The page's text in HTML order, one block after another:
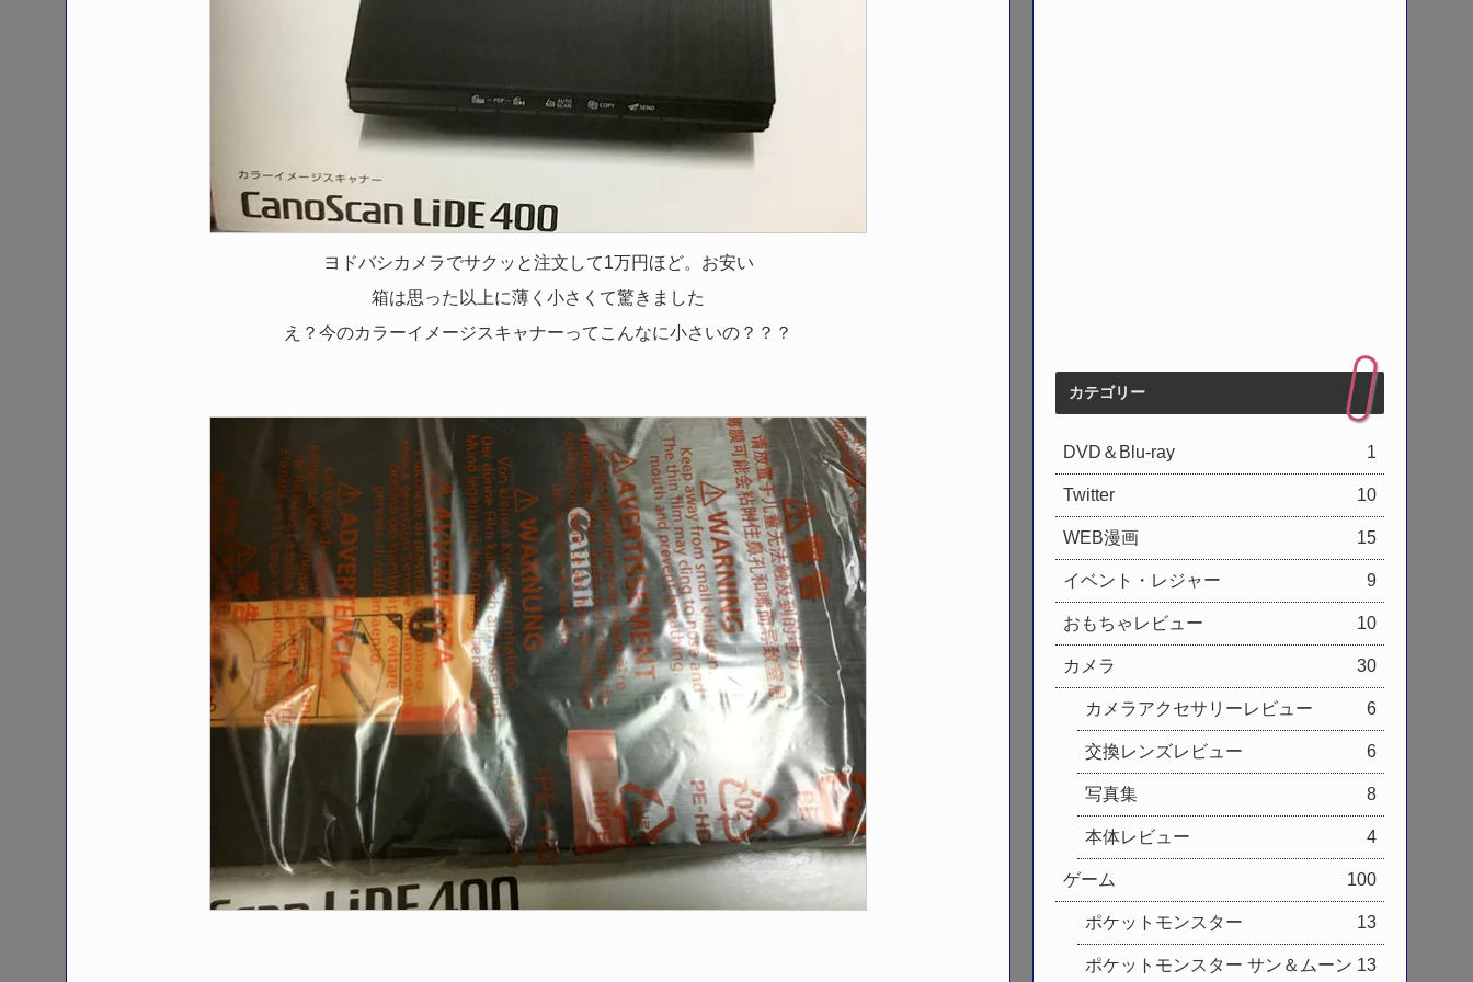
ヨドバシカメラでサクッと注文して1万円ほど。お安い
箱は思った以上に薄く小さくて驚きました
え？今のカラーイメージスキャナーってこんなに小さいの？？？
カテゴリー
DVD＆Blu-ray 1
Twitter 10
WEB漫画 15
イベント・レジャー 9
おもちゃレビュー 10
カメラ 30
カメラアクセサリーレビュー 6
交換レンズレビュー 6
写真集 8
本体レビュー 4
ゲーム 100
ポケットモンスター 13
ポケットモンスター サン＆ムーン 13